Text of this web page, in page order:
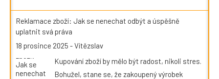
Reklamace zboží: Jak se nenechat odbýt a úspěšně
uplatnit svá práva
18 prosince 2025 -Vítězslav
Kupování zboží by mělo být radost, nikoli stres.
Bohužel, stane se, že zakoupený výrobek